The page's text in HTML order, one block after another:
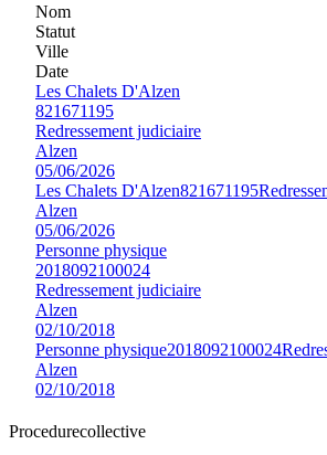
Nom
Statut
Ville
Date
Les Chalets D'Alzen
821671195
Redressement judiciaire
Alzen
05/06/2026
Les Chalets D'Alzen821671195
Alzen
05/06/2026
Personne physique
2018092100024
Redressement judiciaire
Alzen
02/10/2018
Personne physique2018092100024
Alzen
02/10/2018
Procedurecollective